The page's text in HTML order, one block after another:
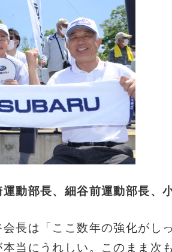
動部長、細谷前運動部長、
長は「ここ数年の強化がし
当にうれしい。このまま次